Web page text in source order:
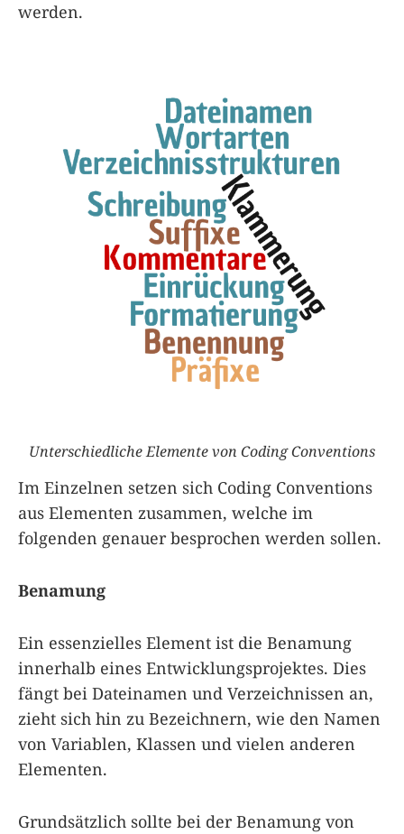
werden.
Unterschiedliche Elemente von Coding Conventions
Im Einzelnen setzen sich Coding Conventions
aus Elementen zusammen, welche im
folgenden genauer besprochen werden sollen.
Benamung
Ein essenzielles Element ist die Benamung
innerhalb eines Entwicklungsprojektes. Dies
fängt bei Dateinamen und Verzeichnissen an,
zieht sich hin zu Bezeichnern, wie den Namen
von Variablen, Klassen und vielen anderen
Elementen.
Grundsätzlich sollte bei der Benamung von